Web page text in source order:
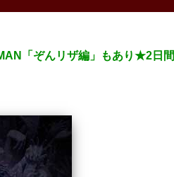
「ぞんリザ編」もあり★2日間